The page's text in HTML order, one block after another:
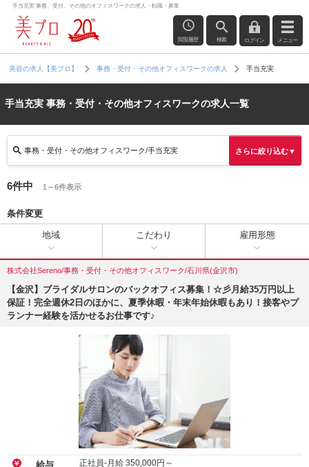
手当充実 事務、受付、その他のオフィスワークの求人・転職・募集
閲覧履歴 検索 ログイン メニュー
美容の求人【美プロ】 事務・受付・その他オフィスワークの求人 手当充実
手当充実 事務・受付・その他オフィスワークの求人一覧
事務・受付・その他オフィスワーク/手当充実 さらに絞り込む▼
6件中 1～6件表示
条件変更
地域 こだわり 雇用形態
株式会社Sereno/事務・受付・その他オフィスワーク/石川県(金沢市)
【金沢】ブライダルサロンのバックオフィス募集！☆彡月給35万円以上
保証！完全週休2日のほかに、夏季休暇・年末年始休暇もあり！接客やプ
ランナー経験を活かせるお仕事です♪
給与 正社員-月給 350,000円～